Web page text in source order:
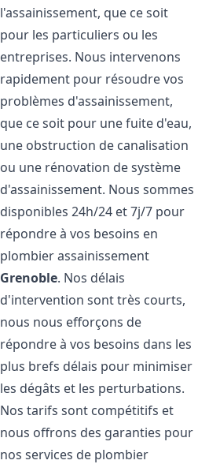
l'assainissement, que ce soit
pour les particuliers ou les
entreprises. Nous intervenons
rapidement pour résoudre vos
problèmes d'assainissement,
que ce soit pour une fuite d'eau,
une obstruction de canalisation
ou une rénovation de système
d'assainissement. Nous sommes
disponibles 24h/24 et 7j/7 pour
répondre à vos besoins en
plombier assainissement
Grenoble. Nos délais
d'intervention sont très courts,
nous nous efforçons de
répondre à vos besoins dans les
plus brefs délais pour minimiser
les dégâts et les perturbations.
Nos tarifs sont compétitifs et
nous offrons des garanties pour
nos services de plombier